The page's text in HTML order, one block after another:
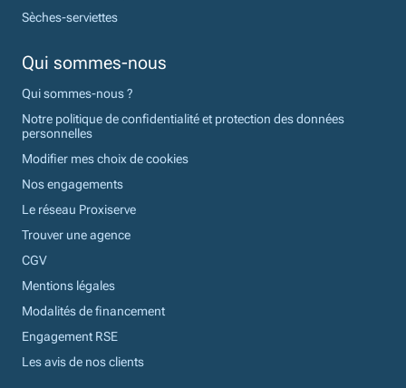
Sèches-serviettes
Qui sommes-nous
Qui sommes-nous ?
Notre politique de confidentialité et protection des données
personnelles
Modifier mes choix de cookies
Nos engagements
Le réseau Proxiserve
Trouver une agence
CGV
Mentions légales
Modalités de financement
Engagement RSE
Les avis de nos clients